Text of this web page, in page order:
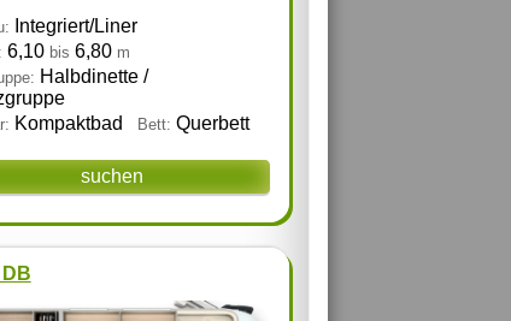
Integriert/Liner
6,10 bis 6,80 m
Halbdinette /
Kompaktbad Bett: Querbett
suchen
DB